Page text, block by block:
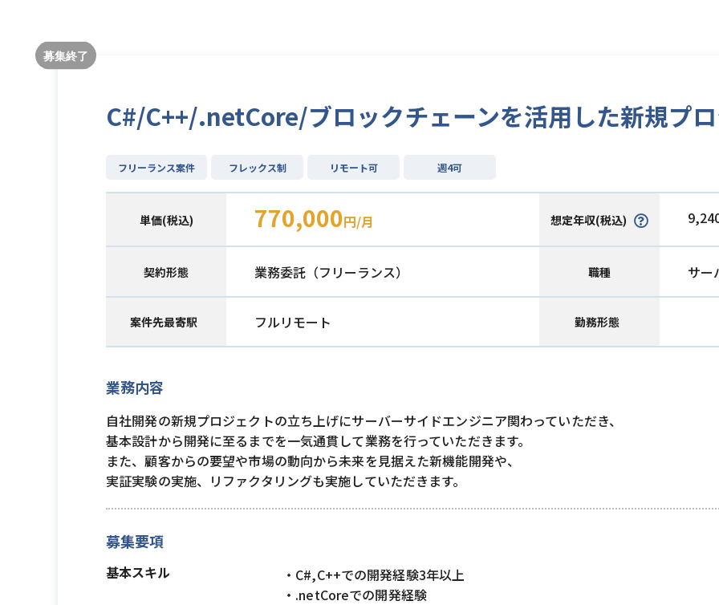
C#/C++/.netCore/ブロックチェーンを活用した新規プ
フリーランス案件 フレックス制 リモート可 週4可
単価(税込) 770,000円/月 想定年収(税込)
契約形態 業務委託（フリーランス） 職種 サー
案件先最寄駅 フルリモート 勤務形態
業務内容
自社開発の新規プロジェクトの立ち上げにサーバーサイドエンジニア関わっていただき、
基本設計から開発に至るまでを一気通貫して業務を行っていただきます。
また、顧客からの要望や市場の動向から未来を見据えた新機能開発や、
実証実験の実施、リファクタリングも実施していただきます。
募集要項
基本スキル
・C#,C++での開発経験3年以上
・.netCoreでの開発経験